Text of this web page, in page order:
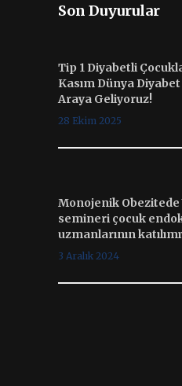
Son Duyurular
Tip 1 Diyabetli
Kasım Dünya
Araya Geliyoruz!
28 Ekim 2025
Monojenik Obezitede
semineri çocuk
uzmanlarının
3 Aralık 2024